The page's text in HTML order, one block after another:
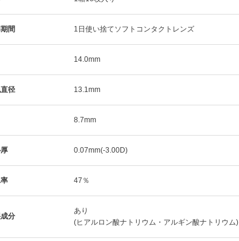
間 1日使い捨てソフトコンタクトレンズ
14.0mm
径 13.1mm
8.7mm
0.07mm(-3.00D)
47％
分
あり
(ヒアルロン酸ナトリウム・アルギン酸ナトリウム)